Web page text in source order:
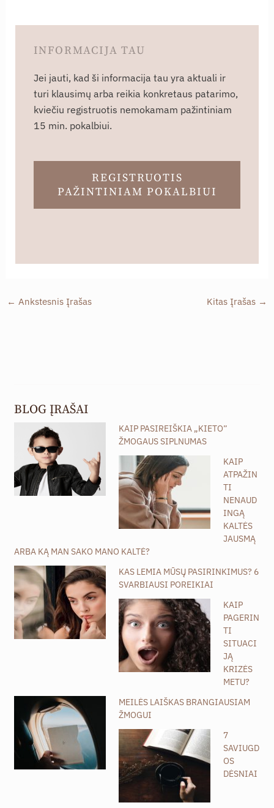
INFORMACIJA TAU
Jei jauti, kad ši informacija tau yra aktuali ir
turi klausimų arba reikia konkretaus patarimo,
kviečiu registruotis nemokamam pažintiniam
15 min. pokalbiui.
REGISTRUOTIS
PAŽINTINIAM POKALBIUI
← Ankstesnis Įrašas Kitas Įrašas →
BLOG ĮRAŠAI
KAIP PASIREIŠKIA „KIETO”
ŽMOGAUS SIPLNUMAS
KAIP
ATPAŽIN
TI
NENAUD
INGĄ
KALTĖS
JAUSMĄ
ARBA KĄ MAN SAKO MANO KALTĖ?
KAS LEMIA MŪSŲ PASIRINKIMUS? 6
SVARBIAUSI POREIKIAI
KAIP
PAGERIN
TI
SITUACI
JĄ
KRIZĖS
METU?
MEILĖS LAIŠKAS BRANGIAUSIAM
ŽMOGUI
7
SAVIUGD
OS
DĖSNIAI